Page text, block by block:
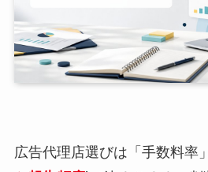
広告代理店選びは「手数料率